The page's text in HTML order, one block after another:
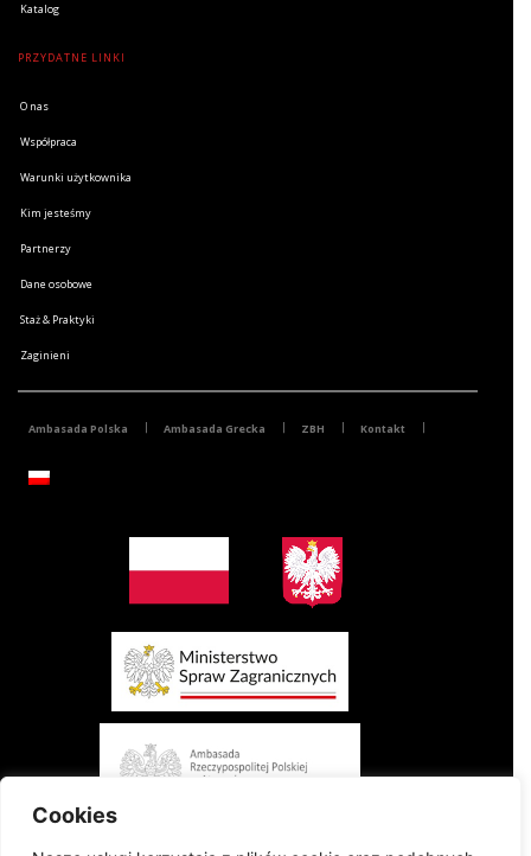
Cookies
Katalog
PRZYDATNE LINKI
O nas
Współpraca
Warunki użytkownika
Kim jesteśmy
Partnerzy
Dane osobowe
Staż & Praktyki
Zaginieni
Ambasada Polska Ambasada Grecka ZBH Kontakt